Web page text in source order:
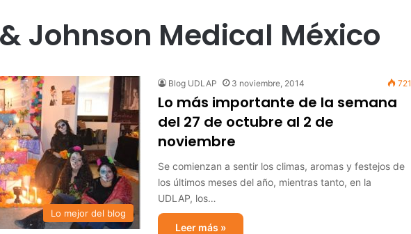
Johnson Medical México
Lo mejor del blog
Blog UDLAP 3 noviembre, 2014 721
Lo más importante de la semana
del 27 de octubre al 2 de
noviembre
Se comienzan a sentir los climas, aromas y festejos de
los últimos meses del año, mientras tanto, en la
UDLAP, los…
Leer más »